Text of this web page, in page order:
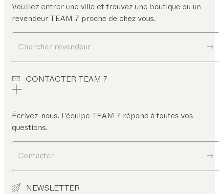
Veuillez entrer une ville et trouvez une boutique ou un
revendeur TEAM 7 proche de chez vous.
Chercher revendeur
CONTACTER TEAM 7
Écrivez-nous. L’équipe TEAM 7 répond à toutes vos
questions.
Contacter
NEWSLETTER